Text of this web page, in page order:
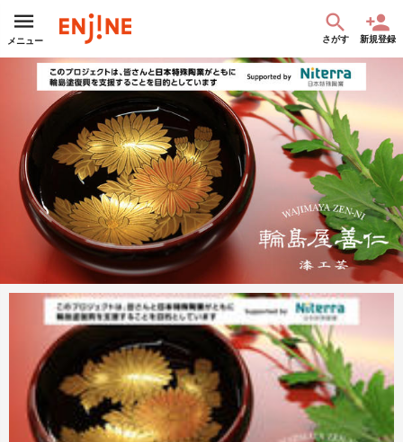
メニュー さがす 新規登録